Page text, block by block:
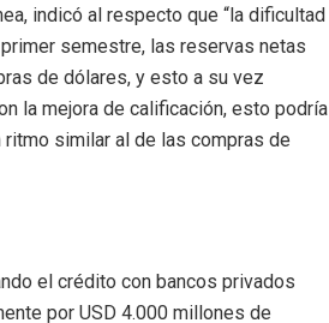
indicó al respecto que “la dificultad
semestre, las reservas netas
de dólares, y esto a su vez
la mejora de calificación, esto podría
ritmo similar al de las compras de
el crédito con bancos privados
por USD 4.000 millones de